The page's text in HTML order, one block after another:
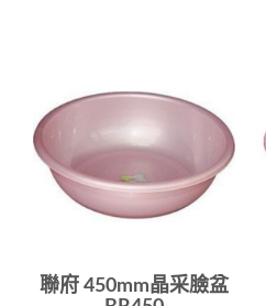
聯府 450mm晶采臉盆